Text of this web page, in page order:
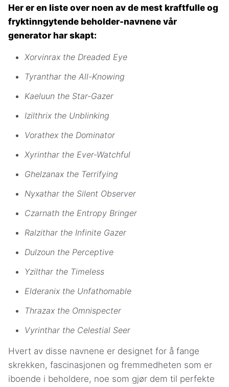
Her er en liste over noen av de mest kraftfulle og
fryktinngytende beholder-navnene vår
generator har skapt:
Xorvinrax the Dreaded Eye
Tyranthar the All-Knowing
Kaeluun the Star-Gazer
Izilthrix the Unblinking
Vorathex the Dominator
Xyrinthar the Ever-Watchful
Ghelzanax the Terrifying
Nyxathar the Silent Observer
Czarnath the Entropy Bringer
Ralzithar the Infinite Gazer
Dulzoun the Perceptive
Yzilthar the Timeless
Elderanix the Unfathomable
Thrazax the Omnispecter
Vyrinthar the Celestial Seer
Hvert av disse navnene er designet for å fange
skrekken, fascinasjonen og fremmedheten som er
iboende i beholdere, noe som gjør dem til perfekte